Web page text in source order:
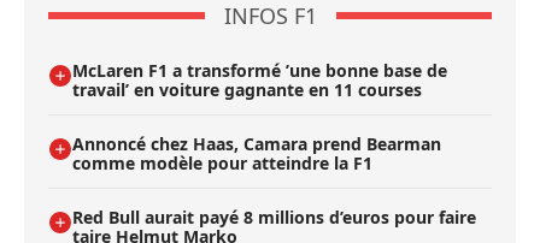
INFOS F1
McLaren F1 a transformé ’une bonne base de
travail’ en voiture gagnante en 11 courses
Annoncé chez Haas, Camara prend Bearman
comme modèle pour atteindre la F1
Red Bull aurait payé 8 millions d’euros pour faire
taire Helmut Marko